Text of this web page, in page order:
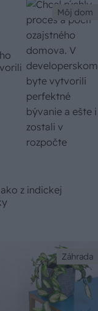
Môj dom
z indickej
Záhrada